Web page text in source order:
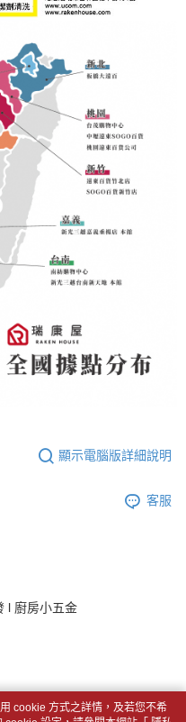
顯示電腦版詳細說明
客服
l 廚房小五金
cookie 方式之詳情，及若您不希